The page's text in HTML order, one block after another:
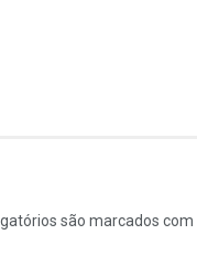
são marcados com